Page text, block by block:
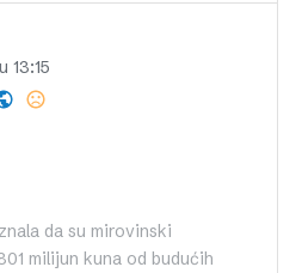
13:15
da su mirovinski
milijun kuna od budućih